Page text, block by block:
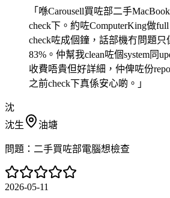
「 喺Carousell買咗部二手
check下。約咗ComputerKing做
check咗成個鐘，話部機冇問題
83%。仲幫我clean咗個system同
收費唔貴但好詳細，仲俾咗份
之前check下真係安心啲。 」
沈
沈生
油塘
問題： 二手買咗部電腦想檢查
2026-05-11